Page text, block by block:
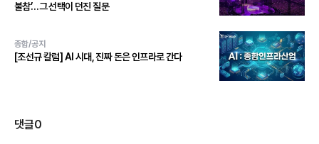
불참’…그 선택이 던진 질문
종합/공지
[조선규 칼럼] AI 시대, 진짜 돈은 인프라로 간다
댓글0